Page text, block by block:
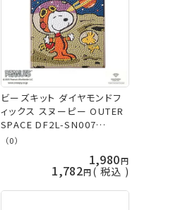
ビーズキット ダイヤモンドフ
ィックス スヌーピー OUTER
SPACE DF2L-SN007
PEANUTS SNOOPY 東京交
（0）
1,980
1,782 税込